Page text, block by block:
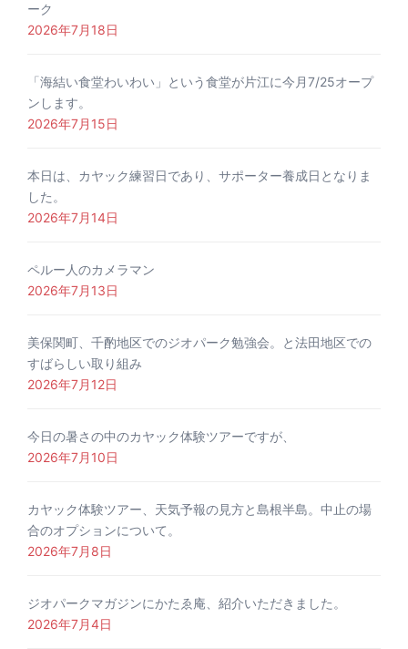
ーク
2026年7月18日
「海結い食堂わいわい」という食堂が片江に今月7/25オープ
ンします。
2026年7月15日
本日は、カヤック練習日であり、サポーター養成日となりま
した。
2026年7月14日
ペルー人のカメラマン
2026年7月13日
美保関町、千酌地区でのジオパーク勉強会。と法田地区での
すばらしい取り組み
2026年7月12日
今日の暑さの中のカヤック体験ツアーですが、
2026年7月10日
カヤック体験ツアー、天気予報の見方と島根半島。中止の場
合のオプションについて。
2026年7月8日
ジオパークマガジンにかたゑ庵、紹介いただきました。
2026年7月4日